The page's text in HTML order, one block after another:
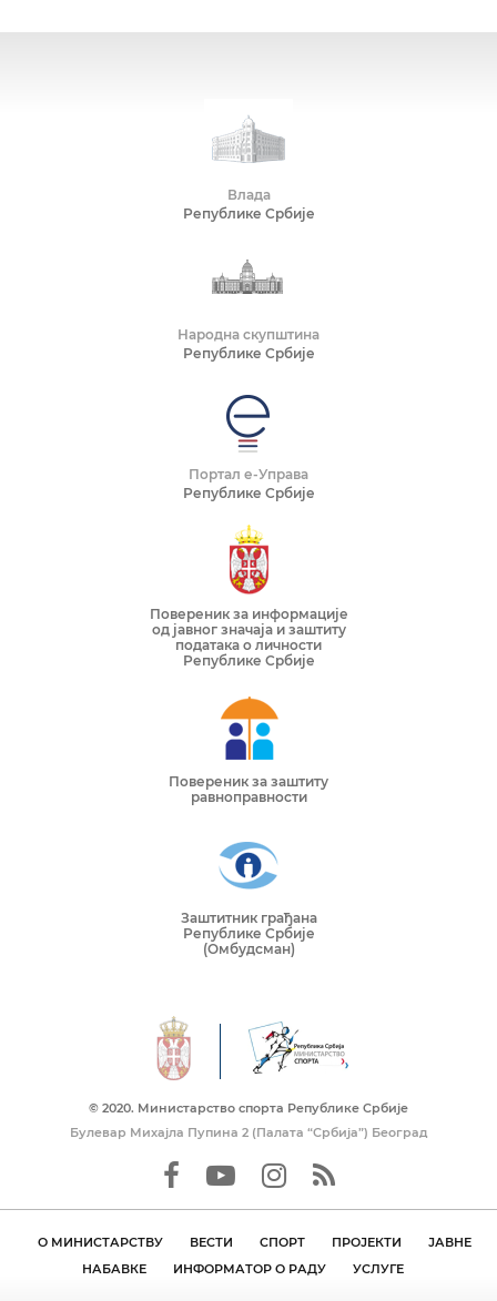
Влада
Републике Србије
Народна скупштина
Републике Србије
Портал е-Управа
Републике Србије
Повереник за информације
од јавног значаја и заштиту
података о личности
Републике Србије
Повереник за заштиту
равноправности
Заштитник грађана
Републике Србије
(Омбудсман)
© 2020. Mинистарство спорта Републике Србије
Булевар Михајла Пупина 2 (Палата “Србија”) Београд
О МИНИСТАРСТВУ ВЕСТИ СПОРТ ПРОЈЕКТИ
ЈАВНЕ
НАБАВКЕ
ИНФОРМАТОР О РАДУ УСЛУГЕ